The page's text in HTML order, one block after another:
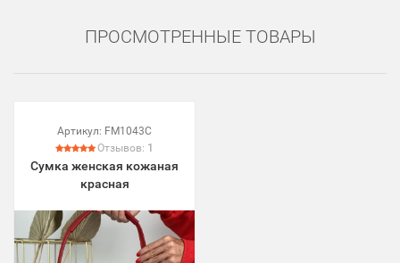
ПРОСМОТРЕННЫЕ ТОВАРЫ
Артикул: FM1043C
Отзывов: 1
Сумка женская кожаная
красная